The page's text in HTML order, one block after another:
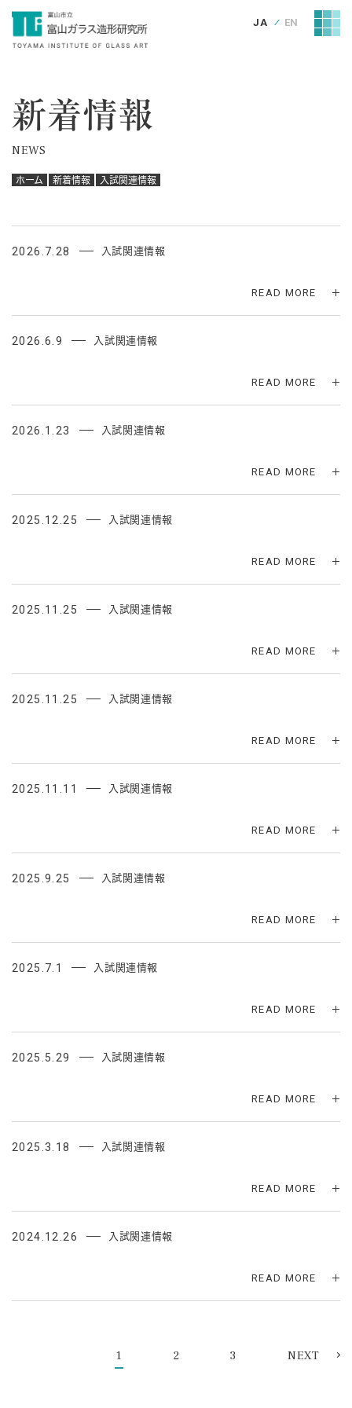
JA EN
新着情報
NEWS
ホーム 新着情報 入試関連情報
2026.7.28 入試関連情報
READ MORE
2026.6.9 入試関連情報
READ MORE
2026.1.23 入試関連情報
READ MORE
2025.12.25 入試関連情報
READ MORE
2025.11.25 入試関連情報
READ MORE
2025.11.25 入試関連情報
READ MORE
2025.11.11 入試関連情報
READ MORE
2025.9.25 入試関連情報
READ MORE
2025.7.1 入試関連情報
READ MORE
2025.5.29 入試関連情報
READ MORE
2025.3.18 入試関連情報
READ MORE
2024.12.26 入試関連情報
READ MORE
1 2 3 NEXT